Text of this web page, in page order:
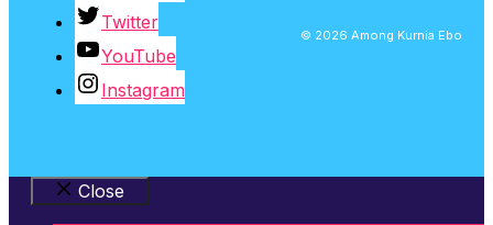
Twitter
YouTube
Instagram
© 2026 Among Kurnia Ebo
Close